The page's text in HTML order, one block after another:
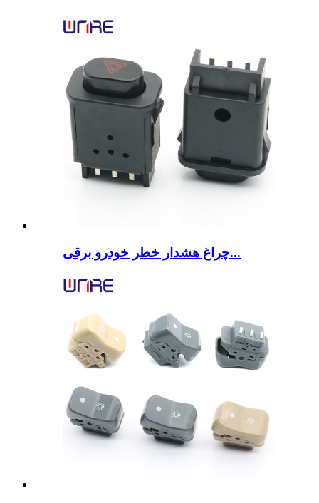
چراغ هشدار خطر خودرو برقی...